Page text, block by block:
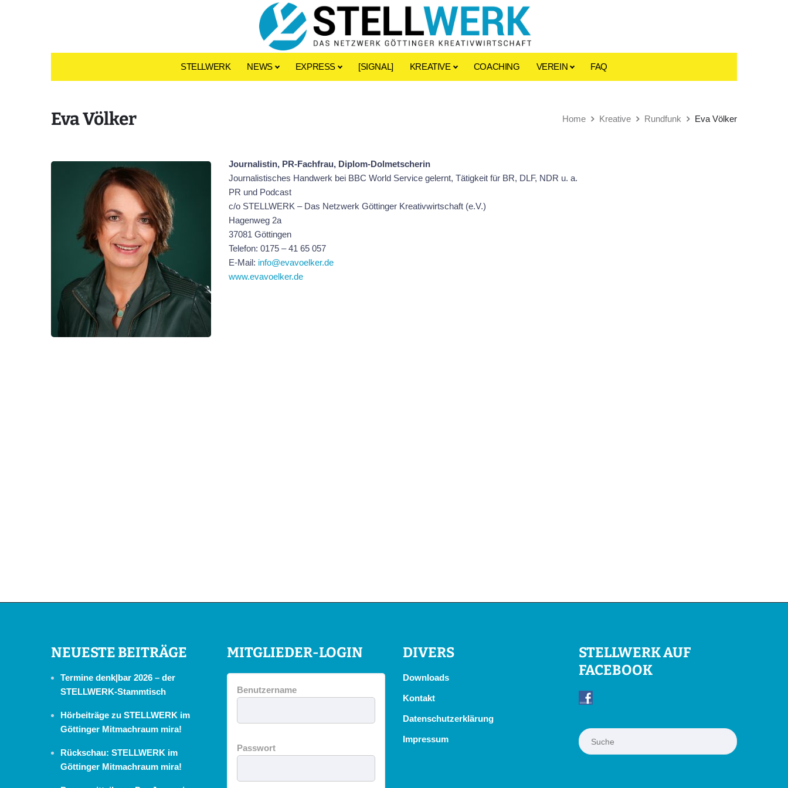
STELLWERK NEWS EXPRESS [SIGNAL] KREATIVE COACHING VEREIN FAQ
Eva Völker Home Kreative Rundfunk Eva Völker
Journalistin, PR-Fachfrau, Diplom-Dolmetscherin
Journalistisches Handwerk bei BBC World Service gelernt, Tätigkeit für BR, DLF, NDR u. a.
PR und Podcast
c/o STELLWERK – Das Netzwerk Göttinger Kreativwirtschaft (e.V.)
Hagenweg 2a
37081 Göttingen
Telefon: 0175 – 41 65 057
E-Mail: info@evavoelker.de
www.evavoelker.de
NEUESTE BEITRÄGE
Termine denk|bar 2026 – der
STELLWERK-Stammtisch
Hörbeiträge zu STELLWERK im
Göttinger Mitmachraum mira!
Rückschau: STELLWERK im
Göttinger Mitmachraum mira!
MITGLIEDER-LOGIN
Benutzername
Passwort
DIVERS
Downloads
Kontakt
Datenschutzerklärung
Impressum
STELLWERK AUF
FACEBOOK
Suchen